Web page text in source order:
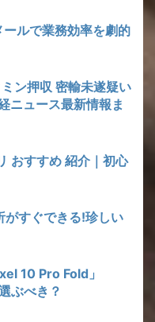
ルで業務効率を劇的
ン押収 密輸未遂疑い
ニュース最新情報ま
おすすめ 紹介｜初心
がすぐできる!珍しい
10 Pro Fold」
ぶべき？